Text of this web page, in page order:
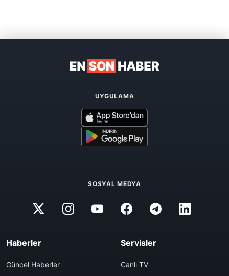
UYGULAMA
SOSYAL MEDYA
Haberler
Güncel Haberler
Servisler
Canlı TV